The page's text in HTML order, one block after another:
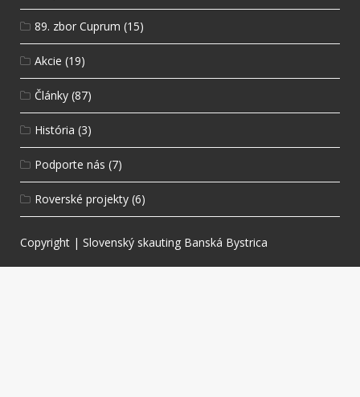
89. zbor Cuprum (15)
Akcie (19)
Články (87)
História (3)
Podporte nás (7)
Roverské projekty (6)
Copyright | Slovenský skauting Banská Bystrica